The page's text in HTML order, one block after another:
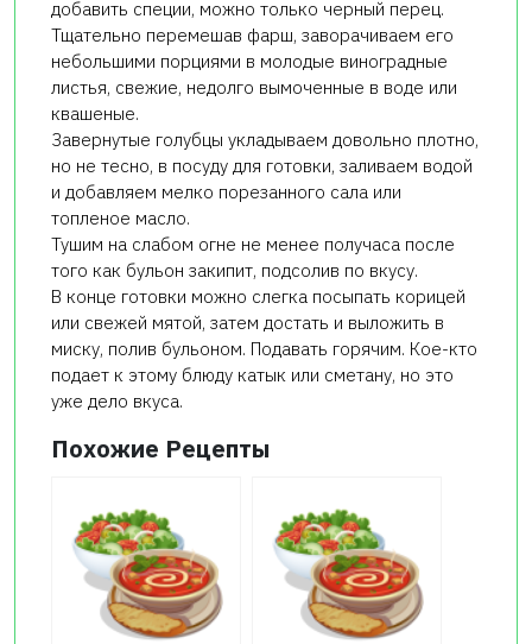
добавить специи, можно только черный перец.
Тщательно перемешав фарш, заворачиваем его
небольшими порциями в молодые виноградные
листья, свежие, недолго вымоченные в воде или
квашеные.
Завернутые голубцы укладываем довольно плотно,
но не тесно, в посуду для готовки, заливаем водой
и добавляем мелко порезанного сала или
топленое масло.
Тушим на слабом огне не менее получаса после
того как бульон закипит, подсолив по вкусу.
В конце готовки можно слегка посыпать корицей
или свежей мятой, затем достать и выложить в
миску, полив бульоном. Подавать горячим. Кое-кто
подает к этому блюду катык или сметану, но это
уже дело вкуса.
Похожие Рецепты